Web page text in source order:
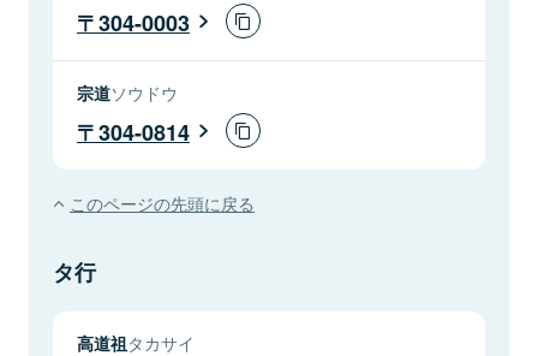
304-0003
宗道ソウドウ
304-0814
このページの先頭に戻る
タ行
高道祖タカサイ